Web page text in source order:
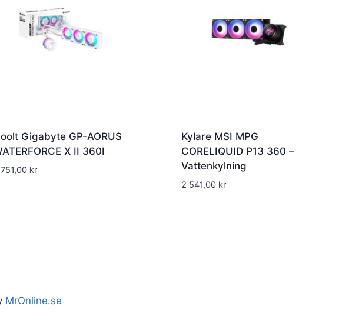
Gigabyte GP-AORUS
X II 360I
kr
Kylare MSI MPG
CORELIQUID P13 360 –
Vattenkylning
2 541,00 kr
MrOnline.se